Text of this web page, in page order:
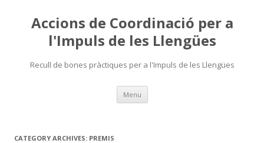
Accions de Coordinació per a
l'Impuls de les Llengües
Recull de bones pràctiques per a l'Impuls de les Llengües
Menu Skip
content
CATEGORY ARCHIVES: PREMIS